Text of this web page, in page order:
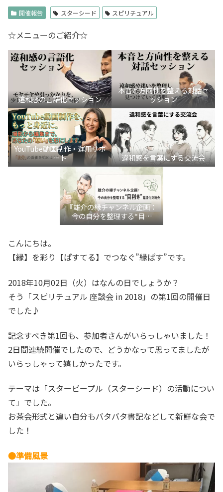
開催報告 スターシード スピリチュアル
☆メニューのご紹介☆
違和感の言語化セッション
本音と方向性を整える対話セ
ッション
YouTube動画制作・運用サポ
ート
違和感を言葉にする交流会
『雄介の縁チャンネル企画：
今の自分を整理する“目利
き”言語化交流会』
こんにちは。
【縁】を彩り【ぱすてる】でつなぐ”縁ぱす”です。
2018年10月02日（火）はなんの日でしょうか？
そう「スピリチュアル 座談会 in 2018」の第1回の開催日
でした♪
記念すべき第1回も、参加者さんがいらっしゃいました！
2日間連続開催でしたので、どうかなって思ってましたが
いらっしゃって嬉しかったです。
テーマは「スターピープル（スターシード）の活動につい
て」でした。
お茶会形式と違い自分もバタバタ書記などして新鮮な会で
した！
●準備風景